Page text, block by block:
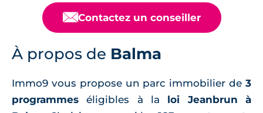
📧Contactez un conseiller
À propos de Balma
Immo9 vous propose un parc immobilier de 3
programmes éligibles à la loi Jeanbrun à